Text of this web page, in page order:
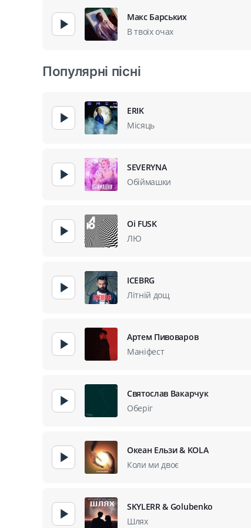
Макс Барських
В твоїх очах
Популярні пісні
ERIK
Місяць
SEVERYNA
Обіймашки
Oi FUSK
ЛЮ
ICEBRG
Літній дощ
Артем Пивоваров
Маніфест
Святослав Вакарчук
Оберіг
Океан Ельзи & KOLA
Коли ми двоє
SKYLERR & Golubenko
Шлях